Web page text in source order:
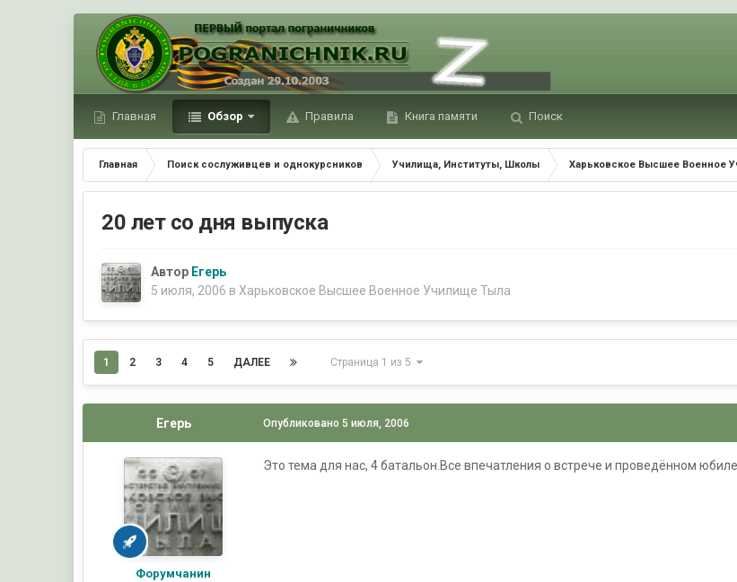
Главная Обзор Правила Книга памяти Поиск
Главная Поиск сослуживцев и однокурсников Училища, Институты, Школы Харьковское Высшее Военное
20 лет со дня выпуска
Автор Егерь
5 июля, 2006 вХарьковское Высшее Военное Училище Тыла
1 2 3 4 5 ДАЛЕЕ Страница 1 из 5
Егерь
Форумчанин
Опубликовано5 июля, 2006
Это тема для нас, 4 батальон.Все впечатления о встрече и проведённом